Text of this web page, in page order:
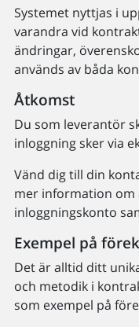
Systemet nyttjas i
varandra vid
ändringar,
används av båda
Åtkomst
Du som leverantör
inloggning sker via
Vänd dig till din
mer information om
inloggningskonto
Exempel på
Det är alltid ditt
och metodik i
som exempel på